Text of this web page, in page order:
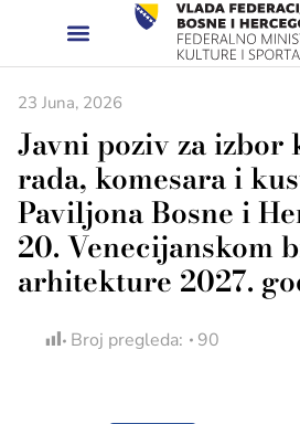
23 Juna, 2026
Javni poziv za izbor
rada, komesara i
Paviljona Bosne i
20. Venecijanskom
arhitekture 2027.
Broj pregleda: 90